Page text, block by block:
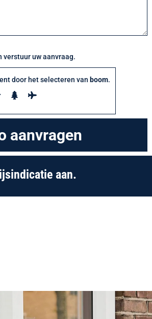
verstuur uw aanvraag.
door het selecteren van boom.
aan.